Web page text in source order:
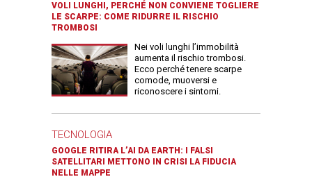
VOLI LUNGHI, PERCHÉ NON CONVIENE TOGLIERE
LE SCARPE: COME RIDURRE IL RISCHIO
TROMBOSI
Nei voli lunghi l’immobilità
aumenta il rischio trombosi.
Ecco perché tenere scarpe
comode, muoversi e
riconoscere i sintomi.
TECNOLOGIA
GOOGLE RITIRA L’AI DA EARTH: I FALSI
SATELLITARI METTONO IN CRISI LA FIDUCIA
NELLE MAPPE